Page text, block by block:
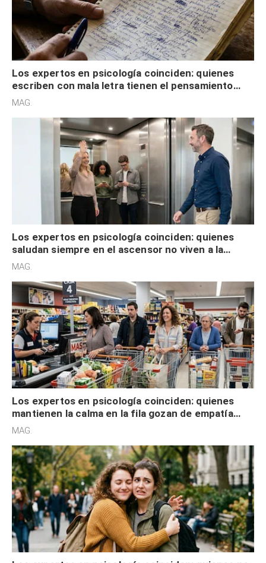
Los expertos en psicología coinciden: quienes
escriben con mala letra tienen el pensamiento
acelerado y no lo hacen por desinterés
MAG.
Los expertos en psicología coinciden: quienes
saludan siempre en el ascensor no viven a la
defensiva y tienen apertura social
MAG.
Los expertos en psicología coinciden: quienes
mantienen la calma en la fila gozan de empatía
cognitiva, gratitud y no solo tienen autocontrol
MAG.